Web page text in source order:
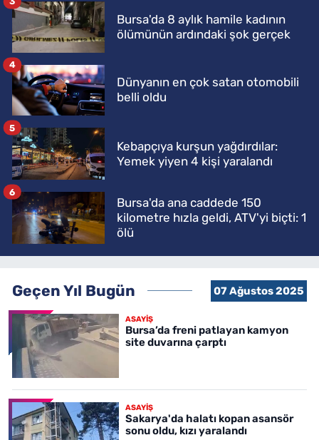
Bursa'da 8 aylık hamile kadının
ölümünün ardındaki şok gerçek
Dünyanın en çok satan otomobili
belli oldu
4
Kebapçıya kurşun yağdırdılar:
Yemek yiyen 4 kişi yaralandı
5
Bursa'da ana caddede 150
kilometre hızla geldi, ATV'yi biçti: 1
ölü
6
Geçen Yıl Bugün 07 Ağustos 2025
ASAYİŞ
Bursa’da freni patlayan kamyon
site duvarına çarptı
ASAYİŞ
Sakarya'da halatı kopan asansör
sonu oldu, kızı yaralandı